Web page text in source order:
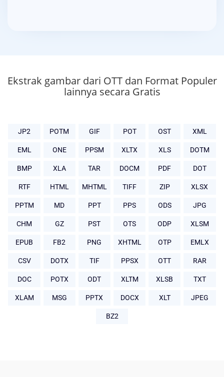
Ekstrak gambar dari OTT dan Format Populer
lainnya secara Gratis
JP2 POTM GIF POT OST XML
EML ONE PPSM XLTX XLS DOTM
BMP XLA TAR DOCM PDF DOT
RTF HTML MHTML TIFF ZIP XLSX
PPTM MD PPT PPS ODS JPG
CHM GZ PST OTS ODP XLSM
EPUB FB2 PNG XHTML OTP EMLX
CSV DOTX TIF PPSX OTT RAR
DOC POTX ODT XLTM XLSB TXT
XLAM MSG PPTX DOCX XLT JPEG
BZ2